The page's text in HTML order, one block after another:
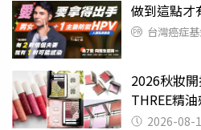
做到這點才
台灣癌症
2026秋妝
THREE精
過真的會後
2026-08-